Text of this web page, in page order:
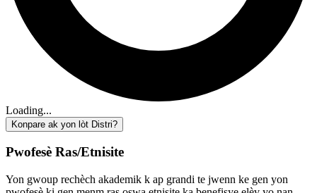
Loading...
Konpare ak yon lòt Distri?
Pwofesè Ras/Etnisite
Yon gwoup rechèch akademik k ap grandi te jwenn ke gen yon